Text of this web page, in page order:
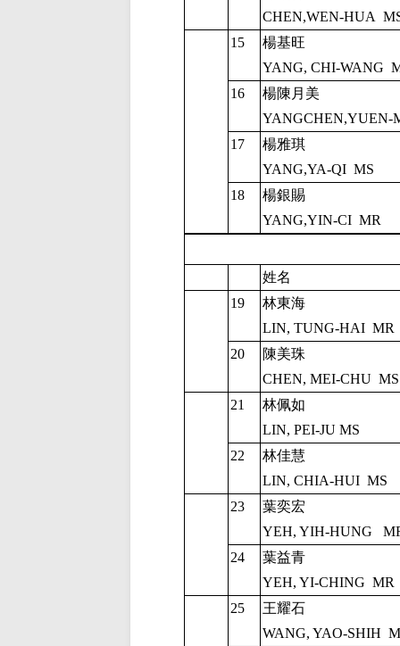
CHEN,WEN-HUA
15
楊基旺
YANG, CHI-WANG
16
楊陳月美
YANGCHEN,YUEN-
17
楊雅琪
YANG,YA-QI MS
18
楊銀賜
YANG,YIN-CI MR
姓名
19
林東海
LIN, TUNG-HAI MR
20
陳美珠
CHEN, MEI-CHU MS
21
林佩如
LIN, PEI-JU MS
22
林佳慧
LIN, CHIA-HUI MS
23
葉奕宏
YEH, YIH-HUNG
24
葉益青
YEH, YI-CHING MR
25
王耀石
WANG, YAO-SHIH